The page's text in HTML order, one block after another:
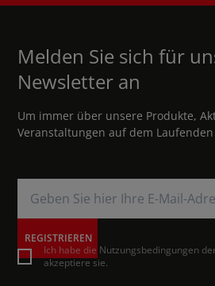
Melden Sie sich für
Newsletter an
Um immer über unsere Produkte,
Veranstaltungen auf dem
REGISTRIEREN
Ich habe die Nutzungsbedingungen
akzeptiere sie.